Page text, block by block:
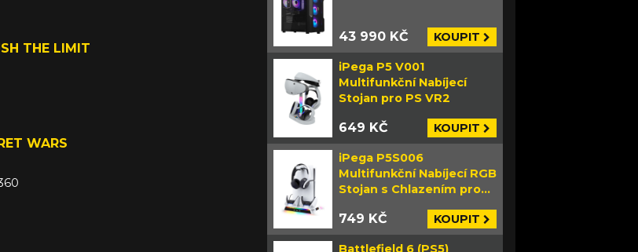
THE LIMIT
WARS
43 990 KČ KOUPIT
iPega P5 V001
Multifunkční Nabíjecí
Stojan pro PS VR2
649 KČ KOUPIT
iPega P5S006
Multifunkční Nabíjecí RGB
Stojan s Chlazením pro
749 KČ KOUPIT
Battlefield 6 (PS5)